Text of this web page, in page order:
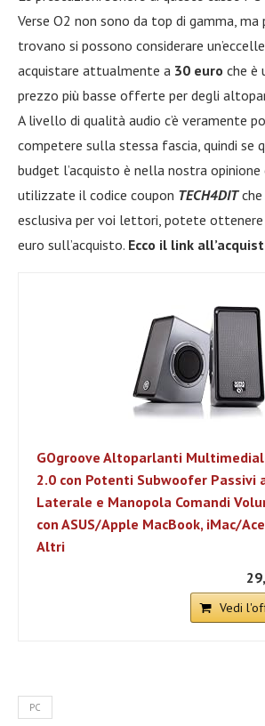
Verse O2 non sono da top di gamma, ma
trovano si possono considerare
acquistare attualmente a 30 euro che è
prezzo più basse offerte per degli
A livello di qualità audio c’è veramente
competere sulla stessa fascia, quindi se
budget l’acquisto è nella nostra opinione
utilizzate il codice coupon TECH4DITche
esclusiva per voi lettori, potete ottenere
euro sull’acquisto. Ecco il link
GOgroove Altoparlanti
2.0 con Potenti Subwoofer Passivi
Laterale e Manopola Comandi
con ASUS/Apple MacBook, iMac/
Altri
Vedi
PC